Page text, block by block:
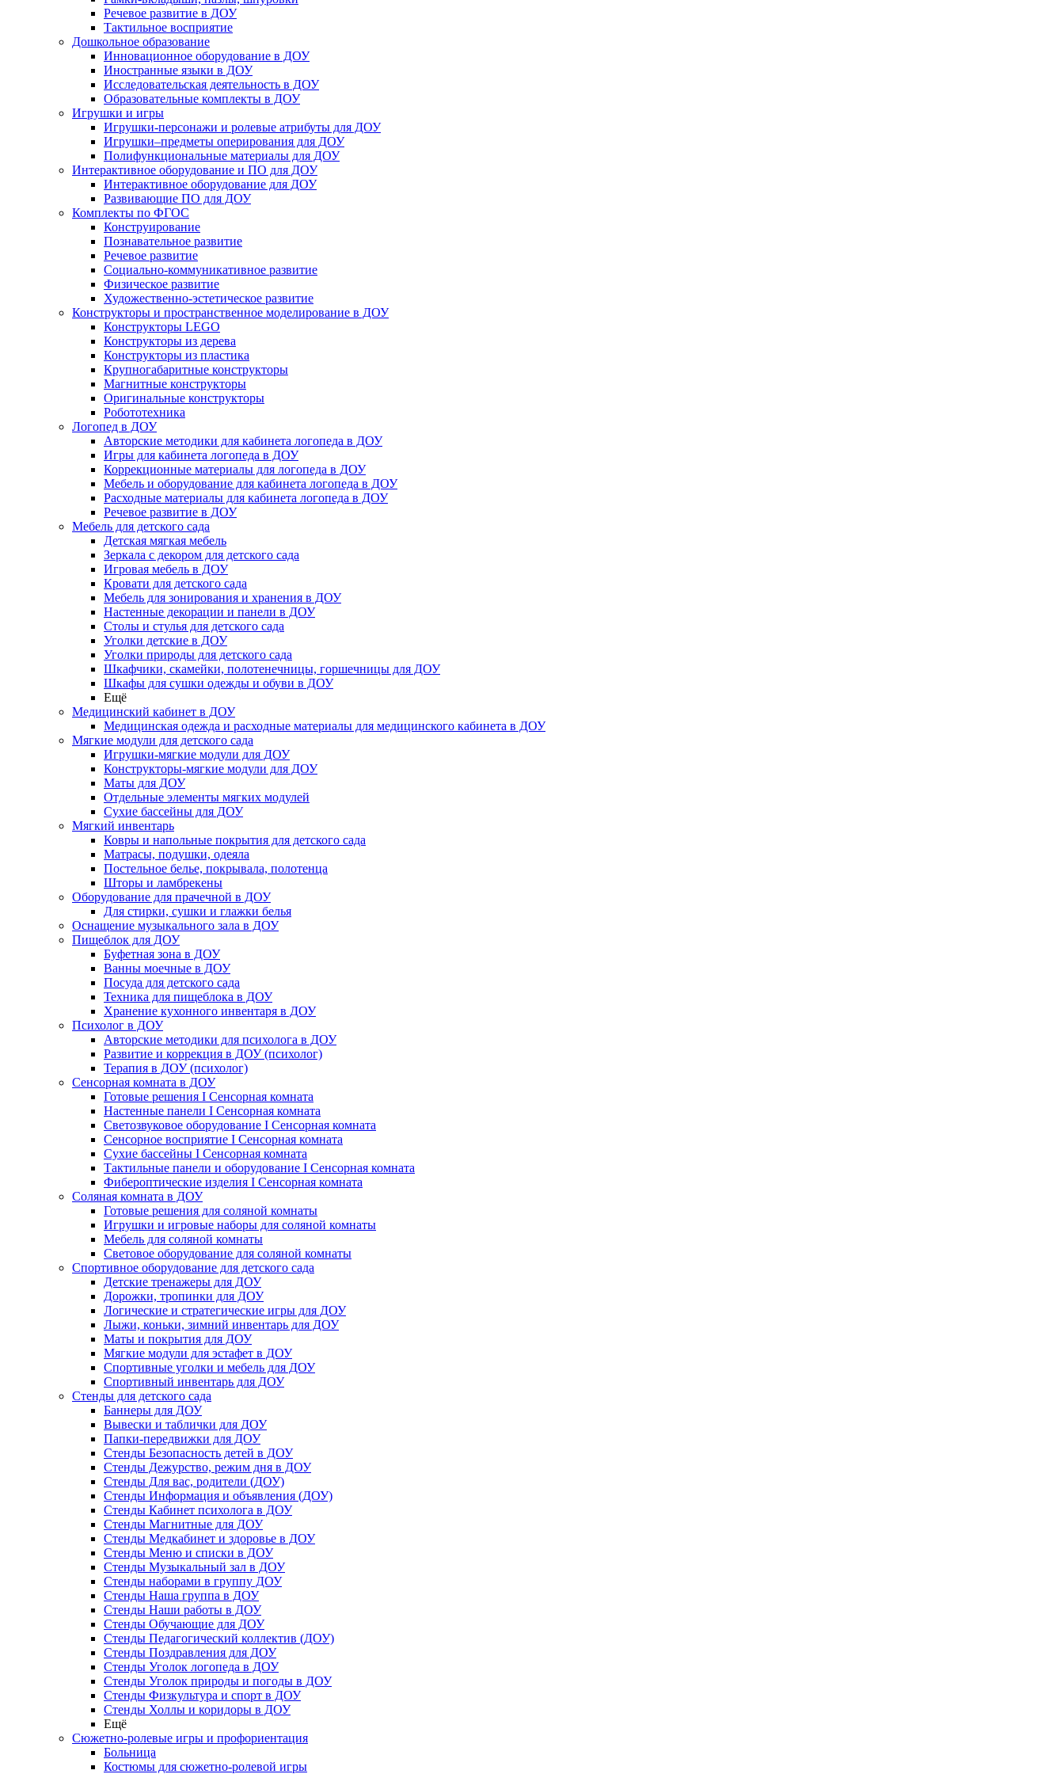
Речевое развитие в ДОУ
Тактильное восприятие
Дошкольное образование
Инновационное оборудование в ДОУ
Иностранные языки в ДОУ
Исследовательская деятельность в ДОУ
Образовательные комплекты в ДОУ
Игрушки и игры
Игрушки-персонажи и ролевые атрибуты для ДОУ
Игрушки–предметы оперирования для ДОУ
Полифункциональные материалы для ДОУ
Интерактивное оборудование и ПО для ДОУ
Интерактивное оборудование для ДОУ
Развивающие ПО для ДОУ
Комплекты по ФГОС
Конструирование
Познавательное развитие
Речевое развитие
Социально-коммуникативное развитие
Физическое развитие
Художественно-эстетическое развитие
Конструкторы и пространственное моделирование в ДОУ
Конструкторы LEGO
Конструкторы из дерева
Конструкторы из пластика
Крупногабаритные конструкторы
Магнитные конструкторы
Оригинальные конструкторы
Робототехника
Логопед в ДОУ
Авторские методики для кабинета логопеда в ДОУ
Игры для кабинета логопеда в ДОУ
Коррекционные материалы для логопеда в ДОУ
Мебель и оборудование для кабинета логопеда в ДОУ
Расходные материалы для кабинета логопеда в ДОУ
Речевое развитие в ДОУ
Мебель для детского сада
Детская мягкая мебель
Зеркала с декором для детского сада
Игровая мебель в ДОУ
Кровати для детского сада
Мебель для зонирования и хранения в ДОУ
Настенные декорации и панели в ДОУ
Столы и стулья для детского сада
Уголки детские в ДОУ
Уголки природы для детского сада
Шкафчики, скамейки, полотенечницы, горшечницы для ДОУ
Шкафы для сушки одежды и обуви в ДОУ
Ещё
Медицинский кабинет в ДОУ
Медицинская одежда и расходные материалы для медицинского кабинета в ДОУ
Мягкие модули для детского сада
Игрушки-мягкие модули для ДОУ
Конструкторы-мягкие модули для ДОУ
Маты для ДОУ
Отдельные элементы мягких модулей
Сухие бассейны для ДОУ
Мягкий инвентарь
Ковры и напольные покрытия для детского сада
Матрасы, подушки, одеяла
Постельное белье, покрывала, полотенца
Шторы и ламбрекены
Оборудование для прачечной в ДОУ
Для стирки, сушки и глажки белья
Оснащение музыкального зала в ДОУ
Пищеблок для ДОУ
Буфетная зона в ДОУ
Ванны моечные в ДОУ
Посуда для детского сада
Техника для пищеблока в ДОУ
Хранение кухонного инвентаря в ДОУ
Психолог в ДОУ
Авторские методики для психолога в ДОУ
Развитие и коррекция в ДОУ (психолог)
Терапия в ДОУ (психолог)
Сенсорная комната в ДОУ
Готовые решения I Сенсорная комната
Настенные панели I Сенсорная комната
Светозвуковое оборудование I Сенсорная комната
Сенсорное восприятие I Сенсорная комната
Сухие бассейны I Сенсорная комната
Тактильные панели и оборудование I Сенсорная комната
Фибероптические изделия I Сенсорная комната
Соляная комната в ДОУ
Готовые решения для соляной комнаты
Игрушки и игровые наборы для соляной комнаты
Мебель для соляной комнаты
Световое оборудование для соляной комнаты
Спортивное оборудование для детского сада
Детские тренажеры для ДОУ
Дорожки, тропинки для ДОУ
Логические и стратегические игры для ДОУ
Лыжи, коньки, зимний инвентарь для ДОУ
Маты и покрытия для ДОУ
Мягкие модули для эстафет в ДОУ
Спортивные уголки и мебель для ДОУ
Спортивный инвентарь для ДОУ
Стенды для детского сада
Баннеры для ДОУ
Вывески и таблички для ДОУ
Папки-передвижки для ДОУ
Стенды Безопасность детей в ДОУ
Стенды Дежурство, режим дня в ДОУ
Стенды Для вас, родители (ДОУ)
Стенды Информация и объявления (ДОУ)
Стенды Кабинет психолога в ДОУ
Стенды Магнитные для ДОУ
Стенды Медкабинет и здоровье в ДОУ
Стенды Меню и списки в ДОУ
Стенды Музыкальный зал в ДОУ
Стенды наборами в группу ДОУ
Стенды Наша группа в ДОУ
Стенды Наши работы в ДОУ
Стенды Обучающие для ДОУ
Стенды Педагогический коллектив (ДОУ)
Стенды Поздравления для ДОУ
Стенды Уголок логопеда в ДОУ
Стенды Уголок природы и погоды в ДОУ
Стенды Физкультура и спорт в ДОУ
Стенды Холлы и коридоры в ДОУ
Ещё
Сюжетно-ролевые игры и профориентация
Больница
Костюмы для сюжетно-ролевой игры